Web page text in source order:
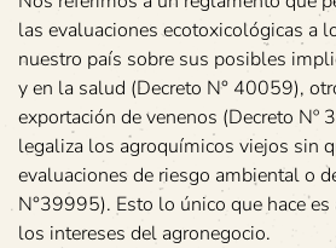
las evaluaciones ecotoxicológicas a
nuestro país sobre sus posibles
y en la salud (Decreto N° 40059),
exportación de venenos (Decreto
legaliza los agroquímicos viejos sin
evaluaciones de riesgo ambiental o
N°39995). Esto lo único que hace
los intereses del agronegocio.